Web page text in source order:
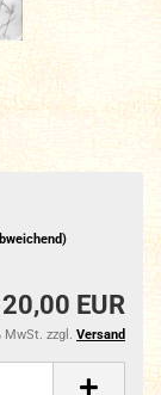
20,00 EUR
MwSt. zzgl. Versand